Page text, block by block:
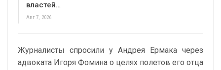
властей…
Авг 7, 2026
Журналисты спросили у Андрея Ермака через
адвоката Игоря Фомина о целях полетов его отца